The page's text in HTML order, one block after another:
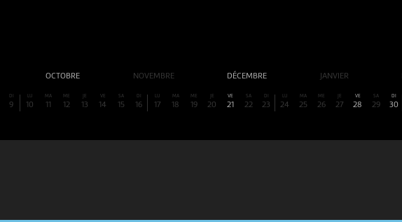
OCTOBRE NOVEMBRE DÉCEMBRE JANVIER
DI
9
LU
10
MA
11
ME
12
JE
13
VE
14
SA
15
DI
16
LU
17
MA
18
ME
19
JE
20
VE
21
SA
22
DI
23
LU
24
MA
25
ME
26
JE
27
VE
28
SA
29
DI
30